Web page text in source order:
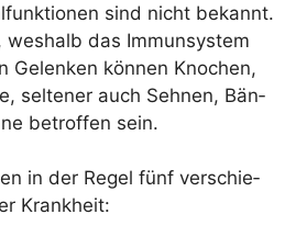
sind nicht bekannt.
das Immun­sys­tem
Gelen­ken kön­nen Kno­chen,
sel­te­ner auch Seh­nen, Bän­
betrof­fen sein.
in der Regel fünf ver­schie­
Krankheit: